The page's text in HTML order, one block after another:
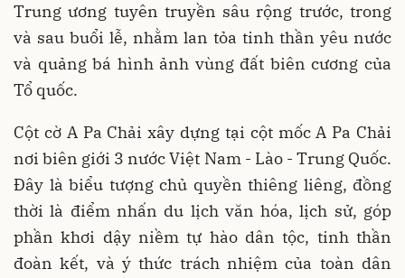
Trung ương tuyên truyền sâu rộng trước, trong
và sau buổi lễ, nhằm lan tỏa tinh thần yêu nước
và quảng bá hình ảnh vùng đất biên cương của
Tổ quốc.
Cột cờ A Pa Chải xây dựng tại cột mốc A Pa Chải
nơi biên giới 3 nước Việt Nam - Lào - Trung Quốc.
Đây là biểu tượng chủ quyền thiêng liêng, đồng
thời là điểm nhấn du lịch văn hóa, lịch sử, góp
phần khơi dậy niềm tự hào dân tộc, tinh thần
đoàn kết, và ý thức trách nhiệm của toàn dân